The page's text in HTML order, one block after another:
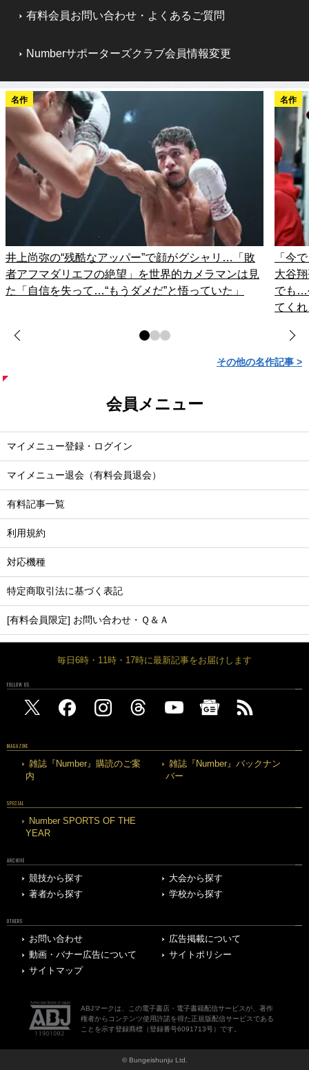
有料会員お問い合わせ・よくあるご質問
Numberサポーターズクラブ会員情報変更
名作
井上尚弥の“残酷なアッパー”で顔がグシャリ…「敗
者アフマダリエフの絶望」を世界的カメラマンは見
た「自信を失って…“もうダメだ”と悟っていた」
名作
「今
大谷
でも…
てく
その他の名作記事 >
会員メニュー
マイメニュー登録・ログイン
マイメニュー退会（有料会員退会）
有料記事一覧
利用規約
対応機種
特定商取引法に基づく表記
[有料会員限定] お問い合わせ・Ｑ＆Ａ
毎日6時・11時・17時に最新記事をお届けします
FOLLOW US
MAGAZINE
雑誌『Number』購読のご案
内
雑誌『Number』バックナン
バー
SPECIAL
Number SPORTS OF THE
YEAR
ARCHIVE
競技から探す
大会から探す
著者から探す
学校から探す
OTHERS
お問い合わせ
広告掲載について
動画・バナー広告について
サイトポリシー
サイトマップ
ABJマークは、この電子書店・電子書籍配信サービスが、著作
権者からコンテンツ使用許諾を得た正規版配信サービスである
ことを示す登録商標（登録番号6091713号）です。
© Bungeishunju Ltd.